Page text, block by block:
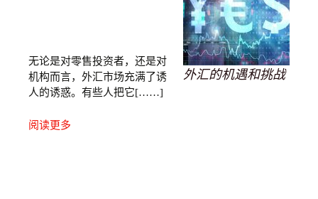
外汇的机遇和挑战
无论是对零售投资者，还是对
机构而言，外汇市场充满了诱
人的诱惑。有些人把它[……]
阅读更多